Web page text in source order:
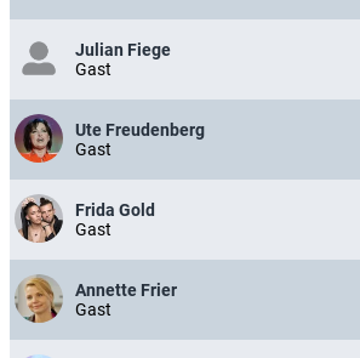
Julian Fiege
Gast
Ute Freudenberg
Gast
Frida Gold
Gast
Annette Frier
Gast